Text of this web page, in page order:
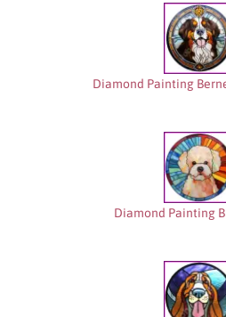
Diamond Painting
Diamond Painting